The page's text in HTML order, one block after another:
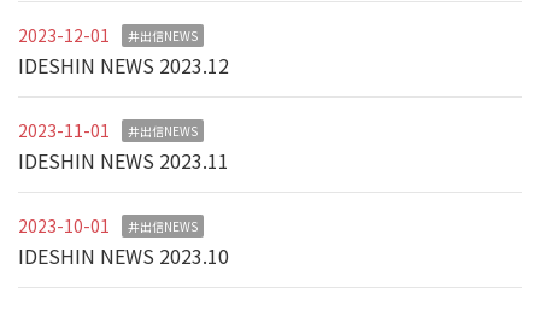
2023-12-01 井出信NEWS
IDESHIN NEWS 2023.12
2023-11-01 井出信NEWS
IDESHIN NEWS 2023.11
2023-10-01 井出信NEWS
IDESHIN NEWS 2023.10